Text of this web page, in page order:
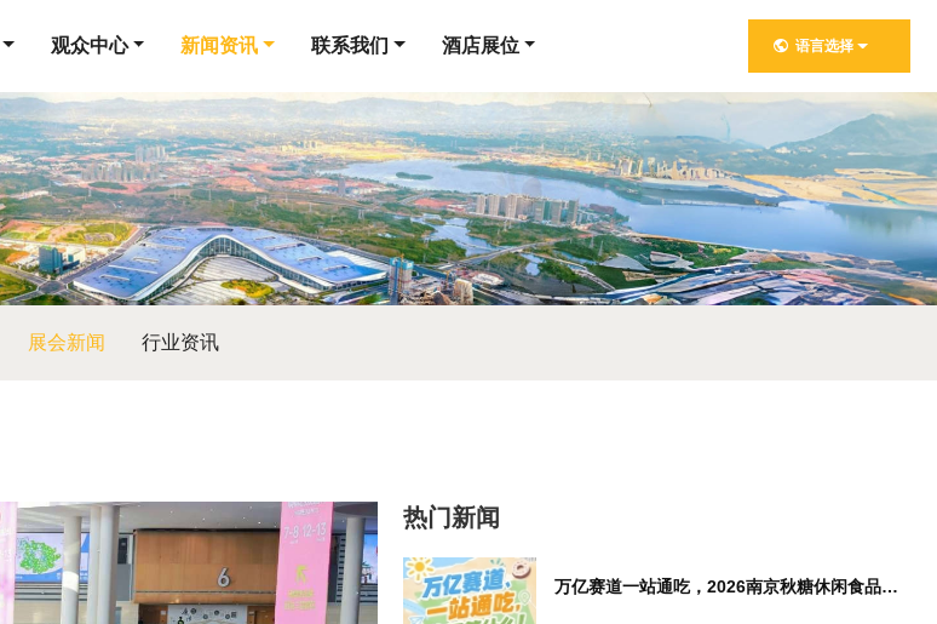
观众中心 新闻资讯 联系我们 酒店展位 语言选择
展会新闻 行业资讯
热门新闻
万亿赛道一站通吃，2026南京秋糖休闲食品展区4万㎡超大展馆等你来占位